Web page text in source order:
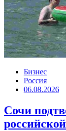
Бизнес
Россия
06.08.2026
Сочи